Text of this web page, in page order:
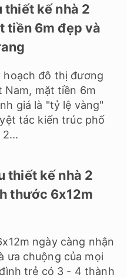
thiết kế nhà 2
tiền 6m đẹp và
hoạch đô thị đương
Nam, mặt tiền 6m
giá là "tỷ lệ vàng"
tác kiến trúc phố
thiết kế nhà 2
thước 6x12m
ngày càng nhận
ưa chuộng của mọi
trẻ có 3 - 4 thành